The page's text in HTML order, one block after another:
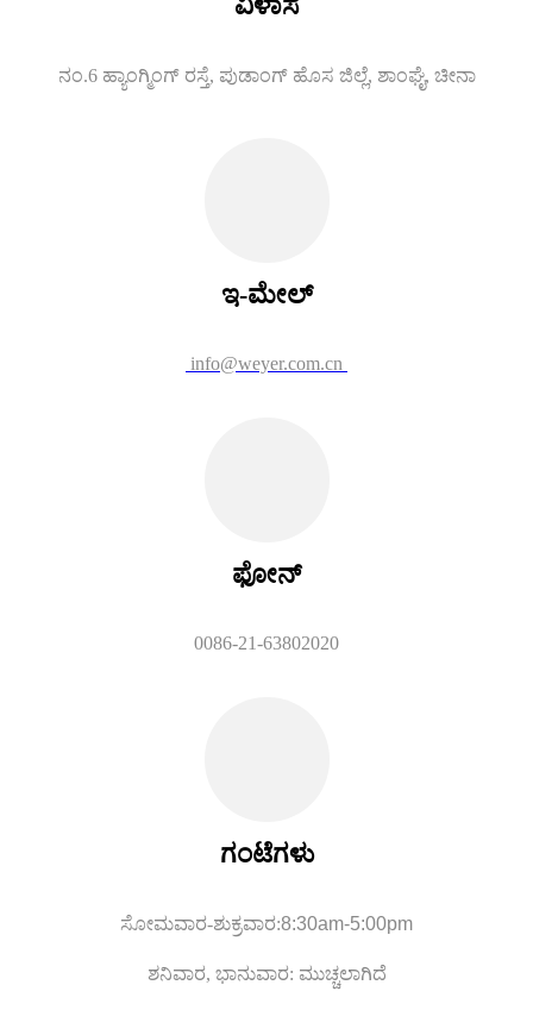
ನಂ.6 ಹ್ಯಾಂಗ್ಮಿಂಗ್ ರಸ್ತೆ, ಪುಡಾಂಗ್ ಹೊಸ ಜಿಲ್ಲೆ, ಶಾಂಘೈ, ಚೀನಾ
ಇ-ಮೇಲ್
info@weyer.com.cn
ಫೋನ್
0086-21-63802020
ಗಂಟೆಗಳು
ಸೋಮವಾರ-ಶುಕ್ರವಾರ:8:30am-5:00pm
ಶನಿವಾರ, ಭಾನುವಾರ: ಮುಚ್ಚಲಾಗಿದೆ